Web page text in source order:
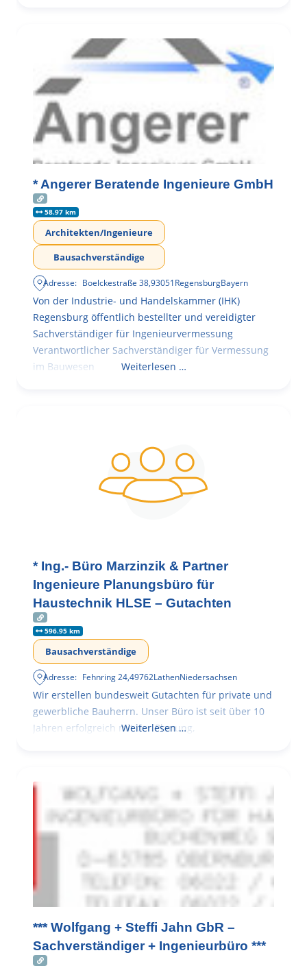
* Angerer Beratende Ingenieure GmbH
58.97 km
Architekten/Ingenieure
Bausachverständige
Adresse: Boelckestraße 38,93051RegensburgBayern
Von der Industrie- und Handelskammer (IHK)
Regensburg öffentlich bestellter und vereidigter
Sachverständiger für Ingenieurvermessung
Verantwortlicher Sachverständiger für Vermessung
im Bauwesen
Weiterlesen …
* Ing.- Büro Marzinzik & Partner
Ingenieure Planungsbüro für
Haustechnik HLSE – Gutachten
596.95 km
Bausachverständige
Adresse: Fehnring 24,49762LathenNiedersachsen
Wir erstellen bundesweit Gutachten für private und
gewerbliche Bauherrn. Unser Büro ist seit über 10
Jahren erfolgreich mit der Planung,
Weiterlesen …
*** Wolfgang + Steffi Jahn GbR –
Sachverständiger + Ingenieurbüro ***